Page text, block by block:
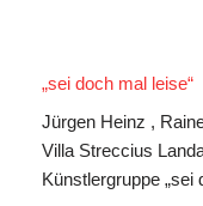
„sei doch mal leise“
Jürgen Heinz ,
Villa Streccius
Künstlergruppe „sei